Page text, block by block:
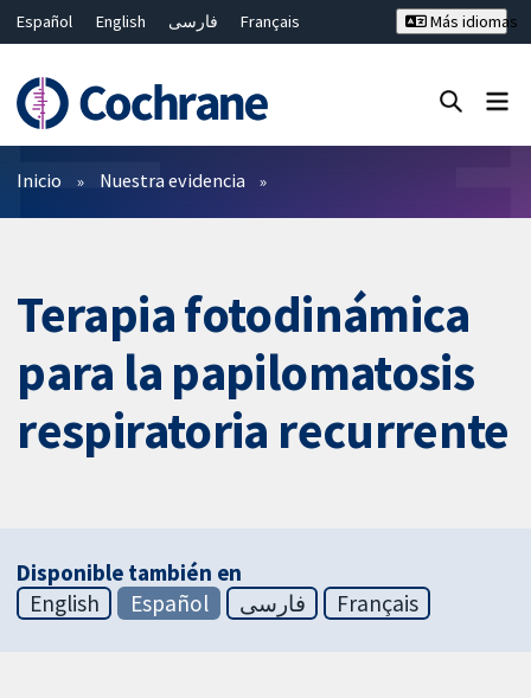
Español English فارسی
Français
Bahasa Malaysia
ไทย 繁體中文
Más idiomas
Filtros
Inicio Nuestra evidencia
Terapia fotodinámica
para la papilomatosis
respiratoria recurrente
Disponible también en
English
Español فارسی Français